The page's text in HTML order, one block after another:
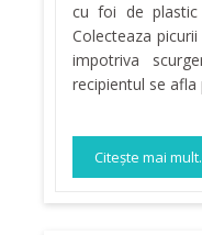
cu foi de
Colecteaza
impotriva
recipientul se
Citeşte mai